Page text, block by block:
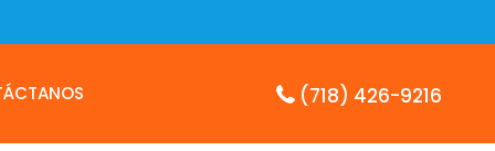
(718) 426-9216